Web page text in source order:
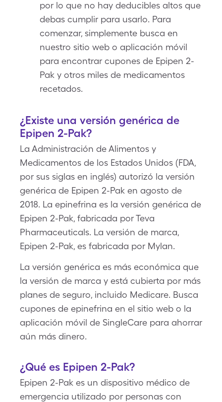
por lo que no hay deducibles altos que
debas cumplir para usarlo. Para
comenzar, simplemente busca en
nuestro sitio web o aplicación móvil
para encontrar cupones de Epipen 2-
Pak y otros miles de medicamentos
recetados.
¿Existe una versión genérica de
Epipen 2-Pak?
La Administración de Alimentos y
Medicamentos de los Estados Unidos (FDA,
por sus siglas en inglés) autorizó la versión
genérica de Epipen 2-Pak en agosto de
2018. La epinefrina es la versión genérica de
Epipen 2-Pak, fabricada por Teva
Pharmaceuticals. La versión de marca,
Epipen 2-Pak, es fabricada por Mylan.
La versión genérica es más económica que
la versión de marca y está cubierta por más
planes de seguro, incluido Medicare. Busca
cupones de epinefrina en el sitio web o la
aplicación móvil de SingleCare para ahorrar
aún más dinero.
¿Qué es Epipen 2-Pak?
Epipen 2-Pak es un dispositivo médico de
emergencia utilizado por personas con